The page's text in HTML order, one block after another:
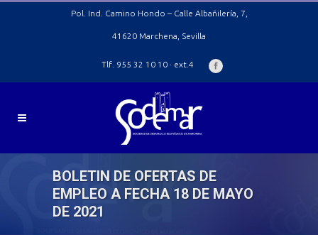
Pol. Ind. Camino Hondo – Calle Albañilería, 7,
41620 Marchena, Sevilla
Tlf. 955 32 10 10 · ext.4
BOLETIN DE OFERTAS DE
EMPLEO A FECHA 18 DE MAYO
DE 2021